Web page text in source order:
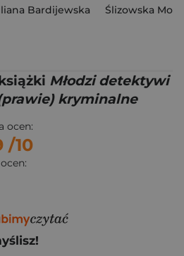
Bardijewska
Ślizowska
Młodzi detektywi
kryminalne
ocen:
/10